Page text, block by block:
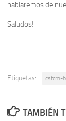
hablaremos de
Saludos!
Etiquetas: cstcm-
TAMBIÉN